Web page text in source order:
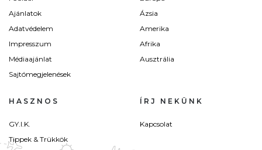
Ajánlatok
Adatvédelem
Impresszum
Médiaajánlat
Sajtómegjelenések
Ázsia
Amerika
Afrika
Ausztrália
HASZNOS
GY.I.K.
Tippek & Trükkök
ÍRJ NEKÜNK
Kapcsolat